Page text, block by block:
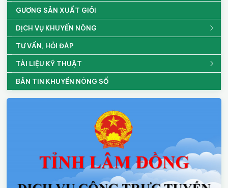
GƯƠNG SẢN XUẤT GIỎI
DỊCH VỤ KHUYẾN NÔNG
TƯ VẤN, HỎI ĐÁP
TÀI LIỆU KỸ THUẬT
BẢN TIN KHUYẾN NÔNG SỐ